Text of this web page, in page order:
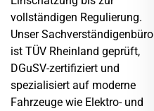
vollständigen Regulierung.
Unser Sachverständigenbüro
ist TÜV Rheinland geprüft,
DGuSV-zertifiziert und
spezialisiert auf moderne
Fahrzeuge wie Elektro- und